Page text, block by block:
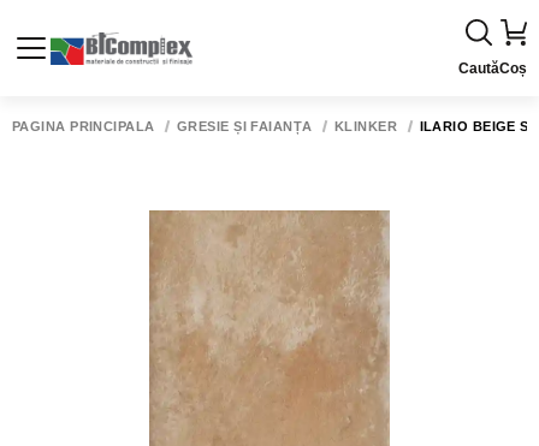
CautăCoș
PAGINA PRINCIPALĂ GRESIE ȘI FAIANȚĂ KLINKER ILARIO BEIGE